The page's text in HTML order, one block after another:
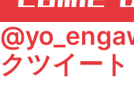
クツイー